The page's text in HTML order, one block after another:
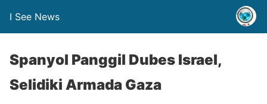
I See News
Spanyol Panggil Dubes Israel,
Selidiki Armada Gaza